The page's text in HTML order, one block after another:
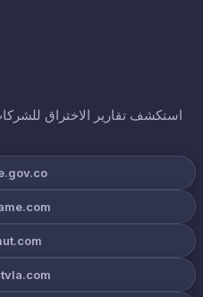
استكشف تقارير الاختراق